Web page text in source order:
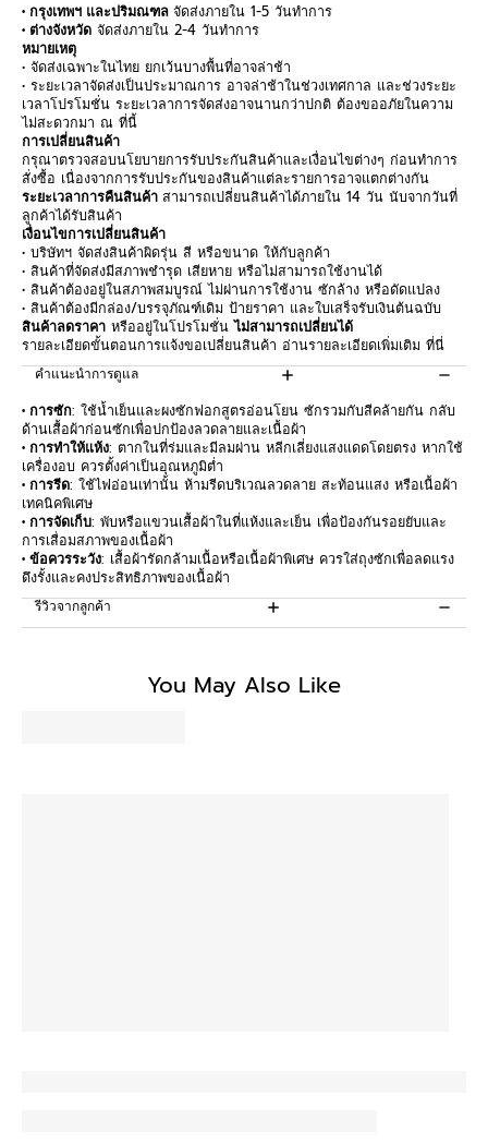
• กรุงเทพฯ และปริมณฑล จัดส่งภายใน 1-5 วันทำการ
• ต่างจังหวัด จัดส่งภายใน 2-4 วันทำการ
หมายเหตุ
• จัดส่งเฉพาะในไทย ยกเว้นบางพื้นที่อาจล่าช้า
• ระยะเวลาจัดส่งเป็นประมาณการ อาจล่าช้าในช่วงเทศกาล และช่วงระยะ
เวลาโปรโมชั่น ระยะเวลาการจัดส่งอาจนานกว่าปกติ ต้องขออภัยในความ
ไม่สะดวกมา ณ ที่นี้
การเปลี่ยนสินค้า
กรุณาตรวจสอบนโยบายการรับประกันสินค้าและเงื่อนไขต่างๆ ก่อนทำการ
สั่งซื้อ เนื่องจากการรับประกันของสินค้าแต่ละรายการอาจแตกต่างกัน
ระยะเวลาการคืนสินค้า สามารถเปลี่ยนสินค้าได้ภายใน 14 วัน นับจากวันที่
ลูกค้าได้รับสินค้า
เงื่อนไขการเปลี่ยนสินค้า
• บริษัทฯ จัดส่งสินค้าผิดรุ่น สี หรือขนาด ให้กับลูกค้า
• สินค้าที่จัดส่งมีสภาพชำรุด เสียหาย หรือไม่สามารถใช้งานได้
• สินค้าต้องอยู่ในสภาพสมบูรณ์ ไม่ผ่านการใช้งาน ซักล้าง หรือดัดแปลง
• สินค้าต้องมีกล่อง/บรรจุภัณฑ์เดิม ป้ายราคา และใบเสร็จรับเงินต้นฉบับ
สินค้าลดราคา หรืออยู่ในโปรโมชั่นไม่สามารถเปลี่ยนได้
รายละเอียดขั้นตอนการแจ้งขอเปลี่ยนสินค้า อ่านรายละเอียดเพิ่มเติม ที่นี่
คำแนะนำการดูแล
• การซัก: ใช้น้ำเย็นและผงซักฟอกสูตรอ่อนโยน ซักรวมกับสีคล้ายกัน กลับ
ด้านเสื้อผ้าก่อนซักเพื่อปกป้องลวดลายและเนื้อผ้า
• การทำให้แห้ง: ตากในที่ร่มและมีลมผ่าน หลีกเลี่ยงแสงแดดโดยตรง หากใช้
เครื่องอบ ควรตั้งค่าเป็นอุณหภูมิต่ำ
• การรีด: ใช้ไฟอ่อนเท่านั้น ห้ามรีดบริเวณลวดลาย สะท้อนแสง หรือเนื้อผ้า
เทคนิคพิเศษ
• การจัดเก็บ: พับหรือแขวนเสื้อผ้าในที่แห้งและเย็น เพื่อป้องกันรอยยับและ
การเสื่อมสภาพของเนื้อผ้า
• ข้อควรระวัง: เสื้อผ้ารัดกล้ามเนื้อหรือเนื้อผ้าพิเศษ ควรใส่ถุงซักเพื่อลดแรง
ดึงรั้งและคงประสิทธิภาพของเนื้อผ้า
รีวิวจากลูกค้า
You May Also Like